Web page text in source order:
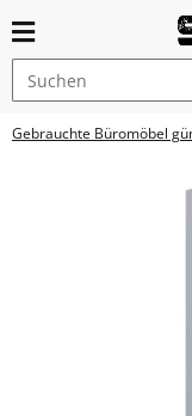
Gebrauchte Büromöbel